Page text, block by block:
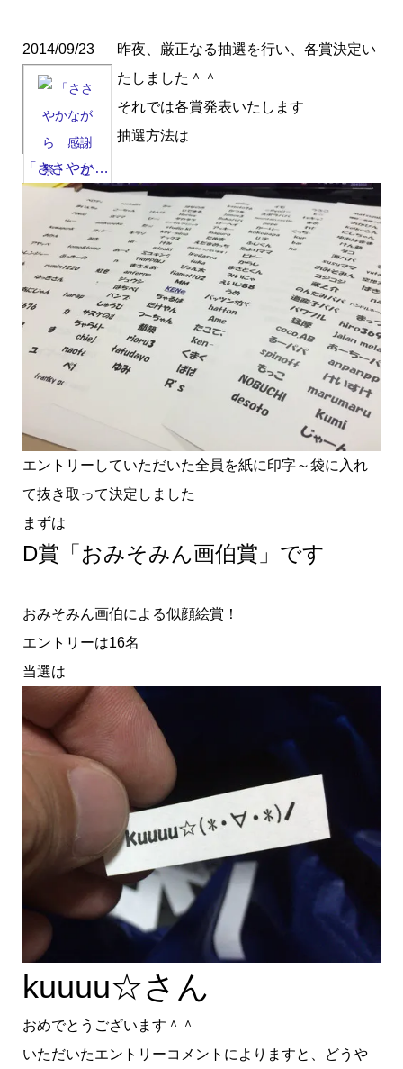
2014/09/23
「ささやか…
昨夜、厳正なる抽選を行い、各賞決定い
たしました＾＾
それでは各賞発表いたします
抽選方法は
エントリーしていただいた全員を紙に印字～袋に入れ
て抜き取って決定しました
まずは
D賞「おみそみん画伯賞」です
おみそみん画伯による似顔絵賞！
エントリーは16名
当選は
kuuuu☆さん
おめでとうございます＾＾
いただいたエントリーコメントによりますと、どうや